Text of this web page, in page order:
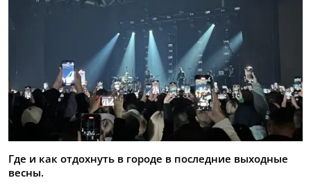
Где и как отдохнуть в городе в последние выходные
весны.